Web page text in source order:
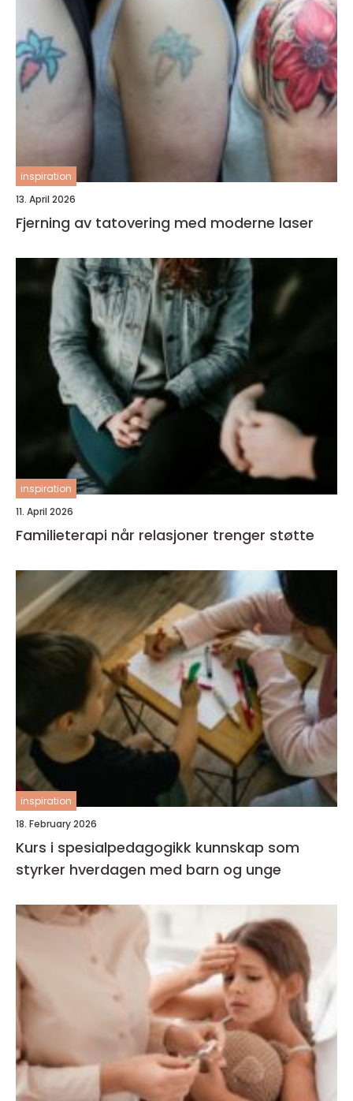
inspiration
13. April 2026
Fjerning av tatovering med moderne laser
inspiration
11. April 2026
Familieterapi når relasjoner trenger støtte
inspiration
18. February 2026
Kurs i spesialpedagogikk kunnskap som
styrker hverdagen med barn og unge